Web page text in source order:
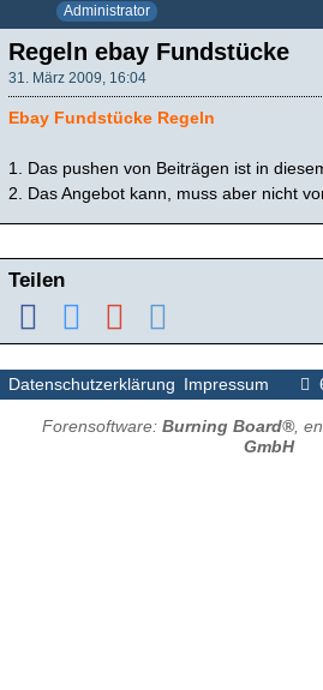
Administrator
Regeln ebay Fundstücke
31. März 2009, 16:04
Ebay Fundstücke Regeln
1. Das pushen von Beiträgen ist in
2. Das Angebot kann, muss aber nicht
Teilen
Datenschutzerklärung Impressum
Forensoftware: Burning Board®,
GmbH